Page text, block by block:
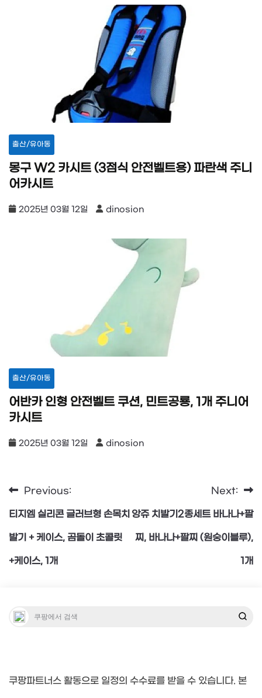
출산/유아동
몽구 W2 카시트 (3점식 안전벨트용) 파란색 주니
어카시트
2025년 03월 12일 dinosion
출산/유아동
어반카 인형 안전벨트 쿠션, 민트공룡, 1개 주니어
카시트
2025년 03월 12일 dinosion
글
탐
색
Previous:
티지엠 실리콘 글러브형 손목치
발기 + 케이스, 곰돌이 초콜릿
+케이스, 1개
Next:
앙쥬 치발기2종세트 바나나+팔
찌, 바나나+팔찌 (원숭이블루),
1개
쿠팡파트너스 활동으로 일정의 수수료를 받을 수 있습니다. 본